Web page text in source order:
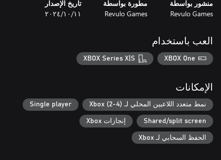
منشور بواسطة
Revulo Games
مطورة بواسطة
Revulo Games
تاريخ الإصدار
١١‏/١٠‏/٢٠٢٤
العب باستخدام
XBOX One
XBOX Series X|S
الإمكانات
نمط متعدد اللاعبين المحلي لـ Xbox (2-4) Single player
Shared/split screen إنجازات Xbox
الحفظ السحابي لـ Xbox